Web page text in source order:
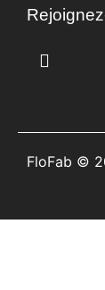
FloFab ©